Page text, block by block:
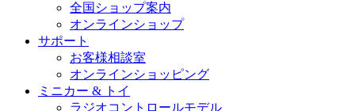
全国ショップ案内
オンラインショップ
サポート
お客様相談室
オンラインショッピング
ミニカー & トイ
ラジオコントロールモデル